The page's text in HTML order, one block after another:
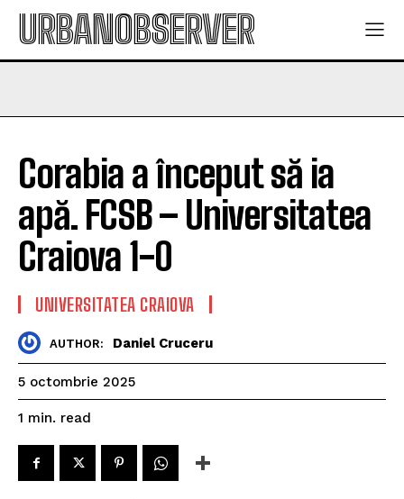
URBANOBSERVER
Corabia a început să ia
apă. FCSB – Universitatea
Craiova 1-0
UNIVERSITATEA CRAIOVA
AUTHOR: Daniel Cruceru
5 octombrie 2025
1 min. read